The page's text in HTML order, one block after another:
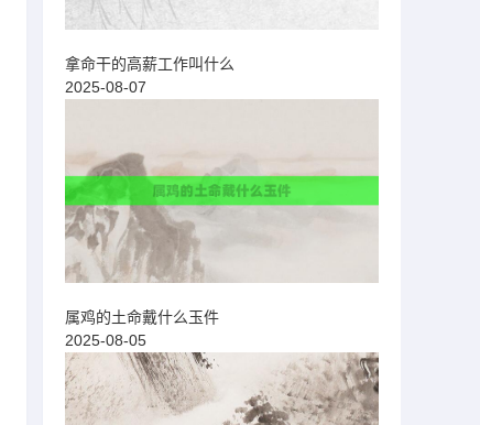
拿命干的高薪工作叫什么
2025-08-07
属鸡的土命戴什么玉件
2025-08-05